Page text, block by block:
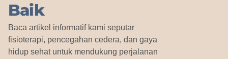
Baik
Baca artikel informatif kami seputar
fisioterapi, pencegahan cedera, dan gaya
hidup sehat untuk mendukung perjalanan